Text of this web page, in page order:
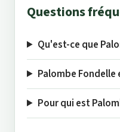
Questions
Qu'est-ce que
Palombe
Pour qui est